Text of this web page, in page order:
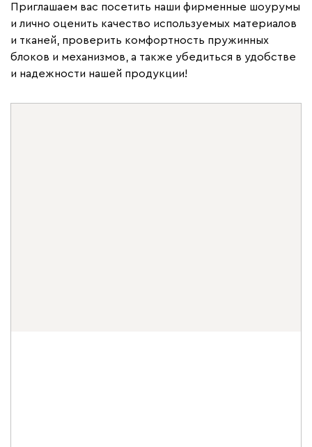
FLASH SALE
Скидки на мебель до 40%
Финальная
Приглашаем вас посетить наши фирменные шоурумы
и лично оценить качество используемых материалов
и тканей, проверить комфортность пружинных
блоков и механизмов, а также убедиться в удобстве
и надежности нашей продукции!